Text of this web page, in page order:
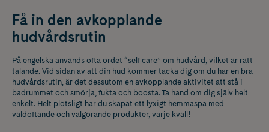
Få in den avkopplande
hudvårdsrutin
På engelska används ofta ordet “self care” om hudvård, vilket är rätt
talande. Vid sidan av att din hud kommer tacka dig om du har en bra
hudvårdsrutin, är det dessutom en avkopplande aktivitet att stå i
badrummet och smörja, fukta och boosta. Ta hand om dig själv helt
enkelt. Helt plötsligt har du skapat ett lyxigt hemmaspa med
väldoftande och välgörande produkter, varje kväll!